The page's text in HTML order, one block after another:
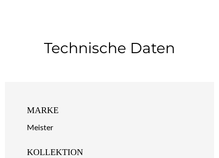
Technische Daten
MARKE
Meister
KOLLEKTION